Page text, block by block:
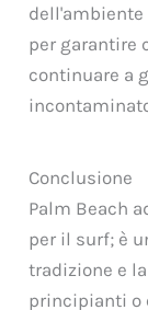
per garantire
continuare a
Conclusione
Palm Beach
per il surf; è
tradizione e
principianti o